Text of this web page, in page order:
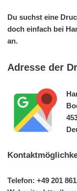
Du suchst eine
doch einfach bei
an.
Adresse der
Telefon: +49 201